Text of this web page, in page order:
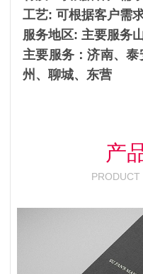
工艺: 可根据客户需
服务地区: 主要服务
主要服务：济南、
州、聊城、东营
产
PRODUCT